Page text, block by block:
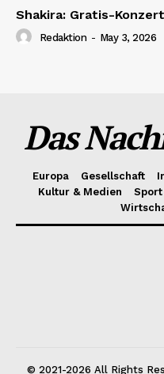
Shakira: Gratis-
Redaktion - May 3, 2026
Das
Europa Gesellschaft
Kultur & Medien
Sport
© 2021-2026 All Rights